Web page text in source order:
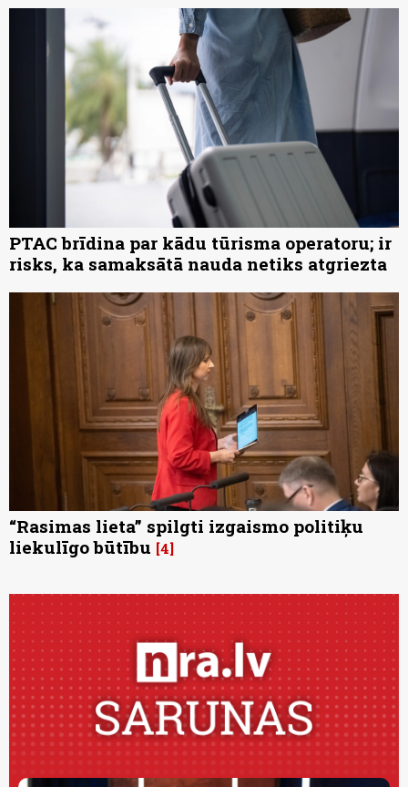
PTAC brīdina par kādu tūrisma operatoru; ir
risks, ka samaksātā nauda netiks atgriezta
“Rasimas lieta” spilgti izgaismo politiķu
liekulīgo būtību 4